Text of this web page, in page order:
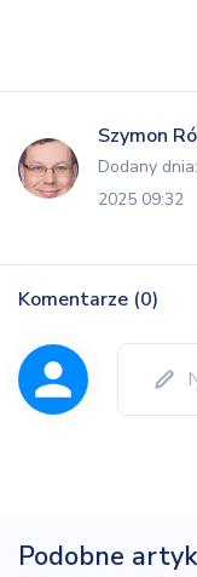
Szymon
Dodany
2025 09:32
Komentarze (0)
Podobne